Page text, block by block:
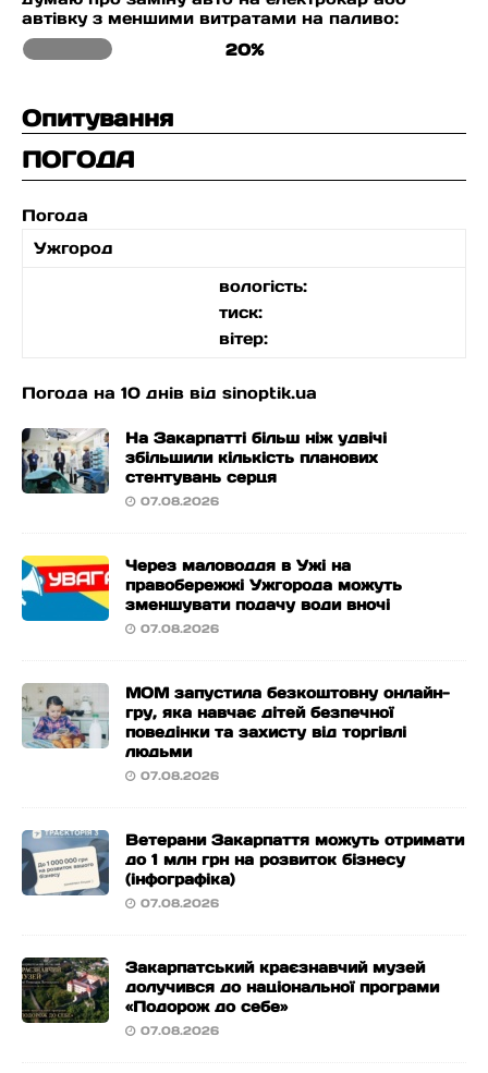
автівку з меншими витратами на паливо:
20%
Опитування
ПОГОДА
Погода
Ужгород
вологість:
тиск:
вітер:
Погода на 10 днів від sinoptik.ua
На Закарпатті більш ніж удвічі
збільшили кількість планових
стентувань серця
07.08.2026
Через маловоддя в Ужі на
правобережжі Ужгорода можуть
зменшувати подачу води вночі
07.08.2026
МОМ запустила безкоштовну онлайн-
гру, яка навчає дітей безпечної
поведінки та захисту від торгівлі
людьми
07.08.2026
Ветерани Закарпаття можуть отримати
до 1 млн грн на розвиток бізнесу
(інфографіка)
07.08.2026
Закарпатський краєзнавчий музей
долучився до національної програми
«Подорож до себе»
07.08.2026